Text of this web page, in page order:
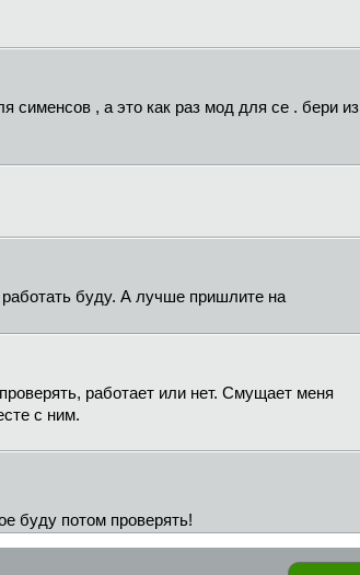
сименсов , а это как раз мод для се . бери из
буду. А лучше пришлите на
работает или нет. Смущает меня
с ним.
буду потом проверять!